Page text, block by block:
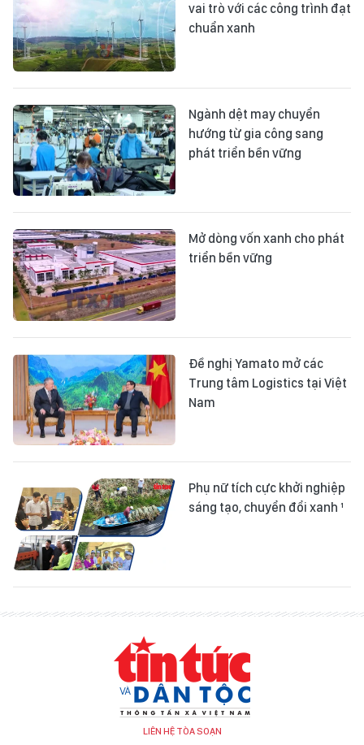
vai trò với các công trình đạt
chuẩn xanh
Ngành dệt may chuyển
hướng từ gia công sang
phát triển bền vững
Mở dòng vốn xanh cho phát
triển bền vững
Đề nghị Yamato mở các
Trung tâm Logistics tại Việt
Nam
Phụ nữ tích cực khởi nghiệp
sáng tạo, chuyển đổi xanh ¹
LIÊN HỆ TÒA SOẠN